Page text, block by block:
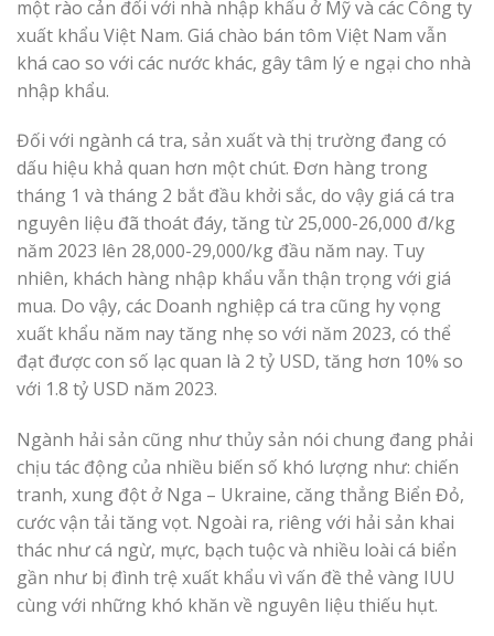
một rào cản đối với nhà nhập khẩu ở Mỹ và các Công ty
xuất khẩu Việt Nam. Giá chào bán tôm Việt Nam vẫn
khá cao so với các nước khác, gây tâm lý e ngại cho nhà
nhập khẩu.
Đối với ngành cá tra, sản xuất và thị trường đang có
dấu hiệu khả quan hơn một chút. Đơn hàng trong
tháng 1 và tháng 2 bắt đầu khởi sắc, do vậy giá cá tra
nguyên liệu đã thoát đáy, tăng từ 25,000-26,000 đ/kg
năm 2023 lên 28,000-29,000/kg đầu năm nay. Tuy
nhiên, khách hàng nhập khẩu vẫn thận trọng với giá
mua. Do vậy, các Doanh nghiệp cá tra cũng hy vọng
xuất khẩu năm nay tăng nhẹ so với năm 2023, có thể
đạt được con số lạc quan là 2 tỷ USD, tăng hơn 10% so
với 1.8 tỷ USD năm 2023.
Ngành hải sản cũng như thủy sản nói chung đang phải
chịu tác động của nhiều biến số khó lượng như: chiến
tranh, xung đột ở Nga – Ukraine, căng thẳng Biển Đỏ,
cước vận tải tăng vọt. Ngoài ra, riêng với hải sản khai
thác như cá ngừ, mực, bạch tuộc và nhiều loài cá biển
gần như bị đình trệ xuất khẩu vì vấn đề thẻ vàng IUU
cùng với những khó khăn về nguyên liệu thiếu hụt.